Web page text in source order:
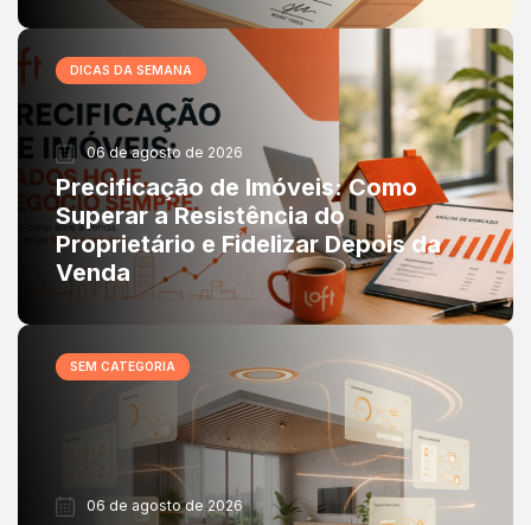
DICAS DA SEMANA
06 de agosto de 2026
Precificação de Imóveis: Como
Superar a Resistência do
Proprietário e Fidelizar Depois da
Venda
SEM CATEGORIA
06 de agosto de 2026